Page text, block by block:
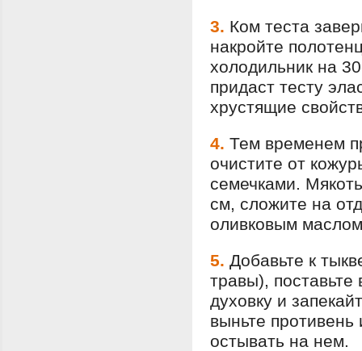
3. Ком теста
накройте
холодильник на
придаст тесту
хрустящие
4. Тем временем
очистите от
семечками.
см, сложите на
оливковым
5. Добавьте к
травы), поставьте
духовку и
выньте противень
остывать на нем.